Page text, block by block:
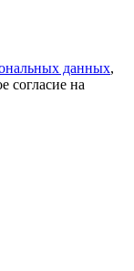
данных,
согласие на